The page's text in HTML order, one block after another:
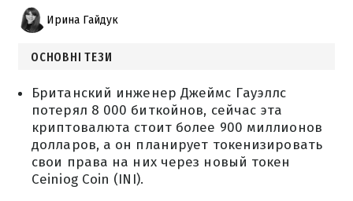
Ирина Гайдук
ОСНОВНІ ТЕЗИ
Британский инженер Джеймс Гауэллс
потерял 8 000 биткойнов, сейчас эта
криптовалюта стоит более 900 миллионов
долларов, а он планирует токенизировать
свои права на них через новый токен
Ceiniog Coin (INI).